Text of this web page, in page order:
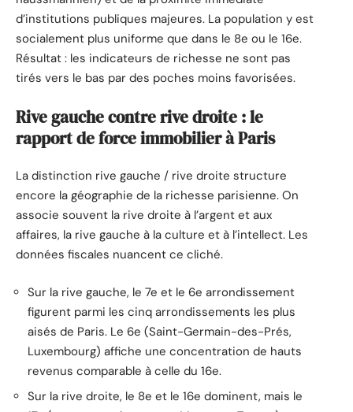
d’institutions publiques majeures. La population y est
socialement plus uniforme que dans le 8e ou le 16e.
Résultat : les indicateurs de richesse ne sont pas
tirés vers le bas par des poches moins favorisées.
Rive gauche contre rive droite : le
rapport de force immobilier à Paris
La distinction rive gauche / rive droite structure
encore la géographie de la richesse parisienne. On
associe souvent la rive droite à l’argent et aux
affaires, la rive gauche à la culture et à l’intellect. Les
données fiscales nuancent ce cliché.
Sur la rive gauche, le 7e et le 6e arrondissement
figurent parmi les cinq arrondissements les plus
aisés de Paris. Le 6e (Saint-Germain-des-Prés,
Luxembourg) affiche une concentration de hauts
revenus comparable à celle du 16e.
Sur la rive droite, le 8e et le 16e dominent, mais le